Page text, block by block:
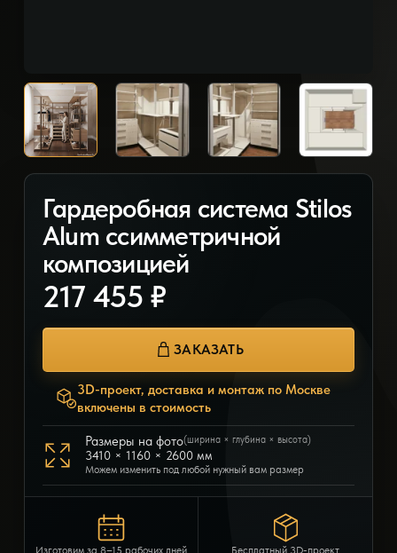
Гардеробная система Stilos
Alum ссимметричной
композицией
217 455 ₽
ЗАКАЗАТЬ
3D-проект, доставка и монтаж по Москве
включены в стоимость
Размеры на фото(ширина × глубина × высота)
3410 × 1160 × 2600 мм
Можем изменить под любой нужный вам размер
Изготовим за 8–15 рабочих дней Бесплатный 3D-проект